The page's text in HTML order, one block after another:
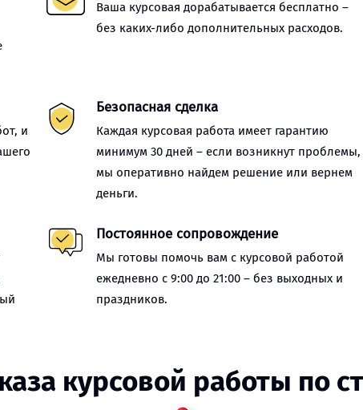
Ваша курсовая дорабатывается бесплатно –
без каких-либо дополнительных расходов.
и
Безопасная сделка
Каждая курсовая работа имеет гарантию
минимум 30 дней – если возникнут проблемы,
мы оперативно найдем решение или вернем
деньги.
Постоянное сопровождение
Мы готовы помочь вам с курсовой работой
ежедневно с 9:00 до 21:00 – без выходных и
праздников.
курсовой работы по